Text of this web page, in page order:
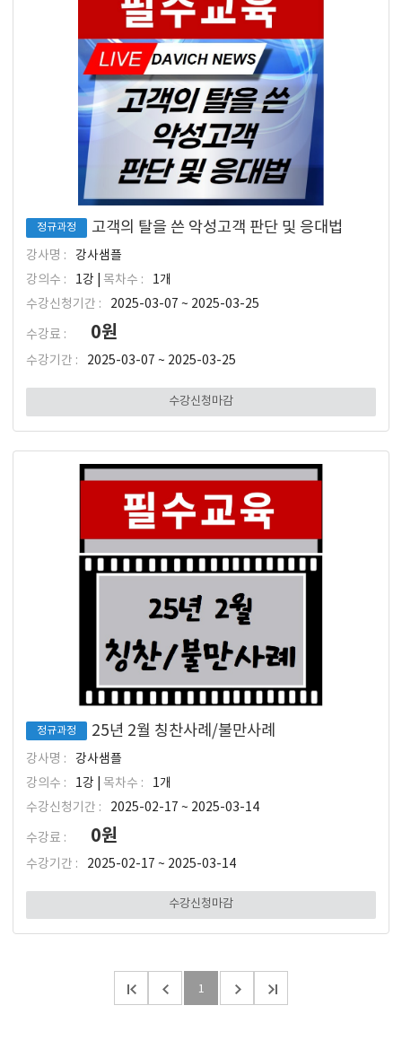
정규과정 고객의 탈을 쓴 악성고객 판단 및 응대법
강사명 :
강사샘플
강의수 :
1강 | 목차수 :
1개
수강신청기간 :
2025-03-07 ~ 2025-03-25
수강료 : 0원
수강기간 : 2025-03-07 ~ 2025-03-25
수강신청마감
정규과정 25년 2월 칭찬사례/불만사례
강사명 :
강사샘플
강의수 :
1강 | 목차수 :
1개
수강신청기간 :
2025-02-17 ~ 2025-03-14
수강료 : 0원
수강기간 : 2025-02-17 ~ 2025-03-14
수강신청마감
1